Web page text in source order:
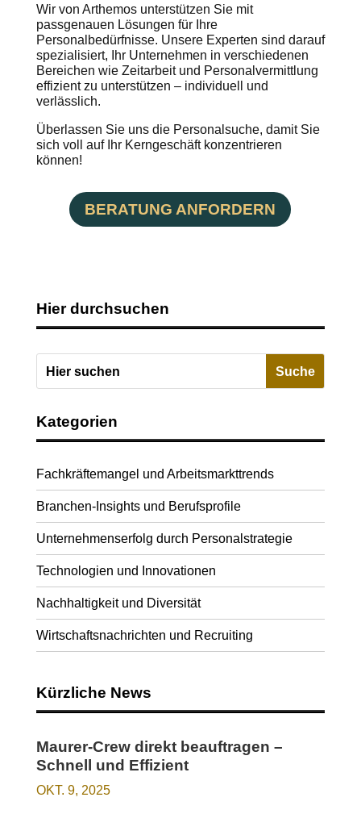
Wir von Arthemos unterstützen Sie mit
passgenauen Lösungen für Ihre
Personalbedürfnisse. Unsere Experten sind darauf
spezialisiert, Ihr Unternehmen in verschiedenen
Bereichen wie Zeitarbeit und Personalvermittlung
effizient zu unterstützen – individuell und
verlässlich.
Überlassen Sie uns die Personalsuche, damit Sie
sich voll auf Ihr Kerngeschäft konzentrieren
können!
BERATUNG ANFORDERN
Hier durchsuchen
Kategorien
Fachkräftemangel und Arbeitsmarkttrends
Branchen-Insights und Berufsprofile
Unternehmenserfolg durch Personalstrategie
Technologien und Innovationen
Nachhaltigkeit und Diversität
Wirtschaftsnachrichten und Recruiting
Kürzliche News
Maurer-Crew direkt beauftragen –
Schnell und Effizient
OKT. 9, 2025